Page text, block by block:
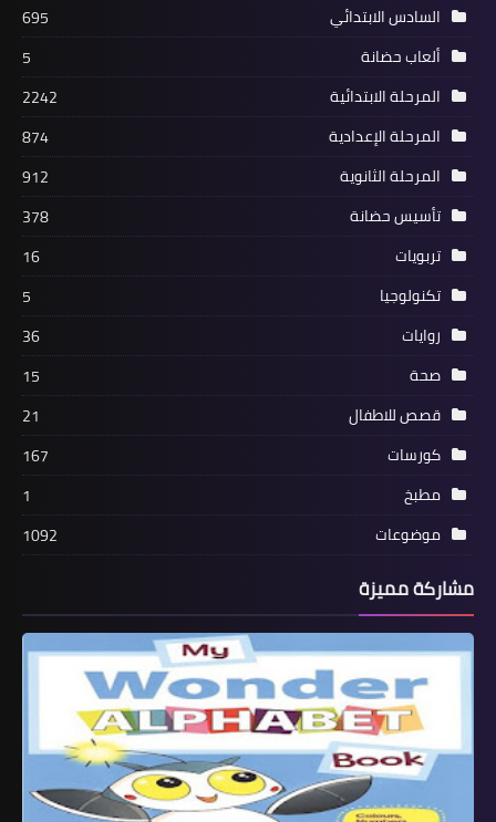
السادس الابتدائي
695
ألعاب حضانة
5
المرحلة الابتدائية
2242
المرحلة الإعدادية
874
المرحلة الثانوية
912
تأسيس حضانة
378
تربويات
16
تكنولوجيا
5
روايات
36
صحة
15
قصص للاطفال
21
كورسات
167
مطبخ
1
موضوعات
1092
مشاركة مميزة